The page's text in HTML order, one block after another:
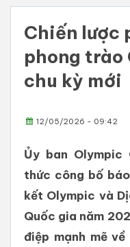
Chiến lược
phong trào
chu kỳ mới
12/05/2026 - 09:42
Ủy ban Olympic
thức công bố
kết Olympic và
Quốc gia năm
điệp mạnh mẽ